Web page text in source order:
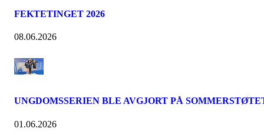
FEKTETINGET 2026
08.06.2026
UNGDOMSSERIEN BLE AVGJORT PÅ
01.06.2026